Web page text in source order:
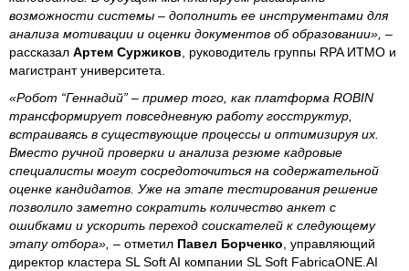
возможности системы – дополнить ее инструментами для
анализа мотивации и оценки документов об образовании», –
рассказал Артем Суржиков , руководитель группы RPA ИТМО и
магистрант университета.
«Робот “Геннадий” – пример того, как платформа ROBIN
трансформирует повседневную работу госструктур,
встраиваясь в существующие процессы и оптимизируя их.
Вместо ручной проверки и анализа резюме кадровые
специалисты могут сосредоточиться на содержательной
оценке кандидатов. Уже на этапе тестирования решение
позволило заметно сократить количество анкет с
ошибками и ускорить переход соискателей к следующему
этапу отбора», – отметил Павел Борченко , управляющий
директор кластера SL Soft AI компании SL Soft FabricaONE.AI